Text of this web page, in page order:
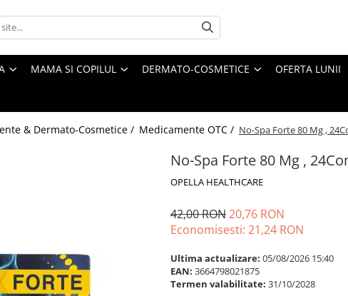
MAMA SI COPILUL DERMATO-COSMETICE OFERTA LUNII
& Dermato-Cosmetice / Medicamente OTC / No-Spa Forte 80 Mg ,
No-Spa Forte 80 Mg ,
OPELLA HEALTHCARE
42,00 RON20,76 RON
Economisesti: 21,24 RON
Ultima actualizare: 05/08/2026 15:40
EAN: 3664798021875
Termen valabilitate: 31/10/2028